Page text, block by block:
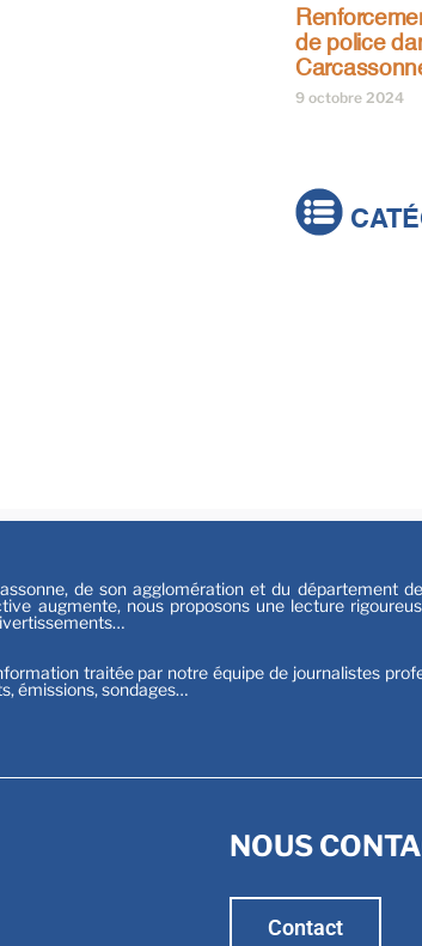
de police
9 octobre 2024
de son agglomération et du département de
augmente, nous proposons une lecture
traitée par notre équipe de journalistes
émissions, sondages…
NOUS
Contact